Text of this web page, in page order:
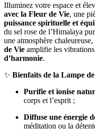
Illuminez votre espace et
avec la Fleur de Vie, une
puissance spirituelle et
du sel rose de l’Himalaya
une atmosphère
de Vie amplifie les
d’harmonie.
✨ Bienfaits de la Lampe
Purifie et ionise
corps et l’esprit ;
Diffuse une énergie
méditation ou la